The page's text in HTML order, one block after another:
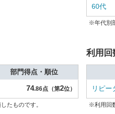
60代
※年代別
部門得点・順位
74.86点（第2位）
たものです。
利用回
リピー
※利用回